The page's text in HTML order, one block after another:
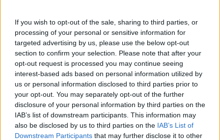
If you wish to opt-out of the sale, sharing to third parties, or
processing of your personal or sensitive information for
targeted advertising by us, please use the below opt-out
section to confirm your selection. Please note that after your
opt-out request is processed you may continue seeing
interest-based ads based on personal information utilized by
us or personal information disclosed to third parties prior to
your opt-out. You may separately opt-out of the further
disclosure of your personal information by third parties on the
IAB’s list of downstream participants. This information may
also be disclosed by us to third parties on the IAB’s List of
Downstream Participants that may further disclose it to other
sedile originale e interponevi il supporto tra sedile ed attacco,
non so se esistono anche per il ducato.
archimede1
Inserito il17/01/2018 alle: 18:43:57
https://eblo.nl/it/categoria-pr...
LMCTI
-
Inserito il17/01/2018 alle: 20:25:54